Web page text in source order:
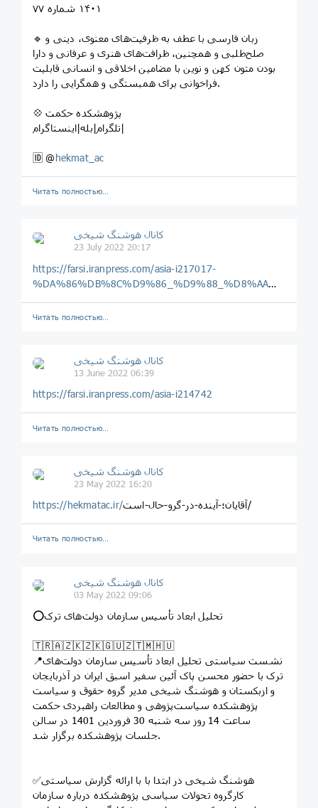
۱۴۰۱ شماره ۷۷
🔹 زبان فارسی با عطف به ظرفیت‌های معنوی، دینی و
صلح‌طلبی و همچنین، ظرافت‌های هنری و عرفانی و دارا
بودن متون کهن و نوین با مضامین اخلاقی و انسانی قابلیت
فراخوانی برای همبستگی و همگرایی را دارد.
💠 پژوهشکده حکمت
تلگرام|بله|اینستاگرام|
🆔 @hekmat_ac
Читать полностью…
️️كانال هوشنگ شیخی️
23 July 2022 20:17
https://farsi.iranpress.com/asia-i217017-
%DA%86%DB%8C%D9%86_%D9%88_%D8%AA%D8%A7%DB%8C%D9%88%D8%A7%D9%86_%D8%A8%D8%B1_%D9%85%D8%AF%D8%A7%D8%B1_%D8%AA%D9%86%D8%B4_%D8%B2%D8%A7%DB%8C%DB%8C_%D9%88%D8%A7%D8%B4%D9%86%DA%AF%D8%AA%D9%86
Читать полностью…
️️كانال هوشنگ شیخی️
13 June 2022 06:39
https://farsi.iranpress.com/asia-i214742
Читать полностью…
️️كانال هوشنگ شیخی️
23 May 2022 16:20
https://hekmatac.ir/ آقایان؛-آینده-در-گرو-حال-است/
Читать полностью…
️️كانال هوشنگ شیخی️
03 May 2022 09:06
⭕️تحلیل ابعاد تأسیس سازمان دولت‌های ترک
🇹🇷🇦🇿🇰🇿🇰🇬🇺🇿🇹🇲🇭🇺
📍نشست سیاستی تحلیل ابعاد تأسیس سازمان دولت‌های
ترک با حضور محسن پاک آئین سفیر اسبق ایران در آذربایجان
و ازبکستان و هوشنگ شیخی مدیر گروه حقوق و سیاست
پژوهشکده سیاست‌پژوهی و مطالعات راهبردی حکمت
ساعت 14 روز سه شنبه 30 فروردین 1401 در سالن
جلسات پژوهشکده برگزار شد.
✅هوشنگ شیخی در ابتدا با با ارائه گزارش سیاستی
کارگروه تحولات سیاسی پژوهشکده درباره سازمان